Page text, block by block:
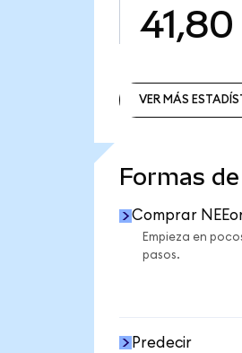
VER MÁS
Formas
Comprar
Empieza en
pasos.
Predecir